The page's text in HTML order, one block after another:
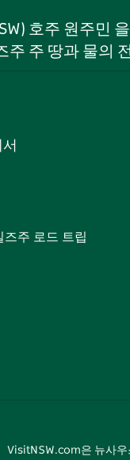
호주 원주민
주 주 땅과 물의
즈주 로드 트립
VisitNSW.com은 뉴사